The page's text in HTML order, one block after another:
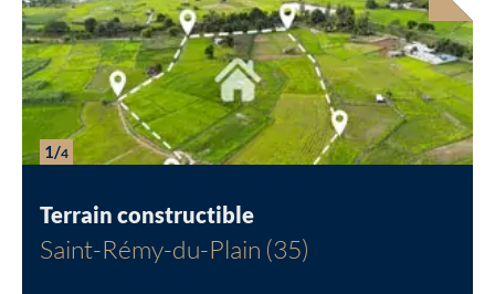
1/4
Terrain constructible
Saint-Rémy-du-Plain (35)